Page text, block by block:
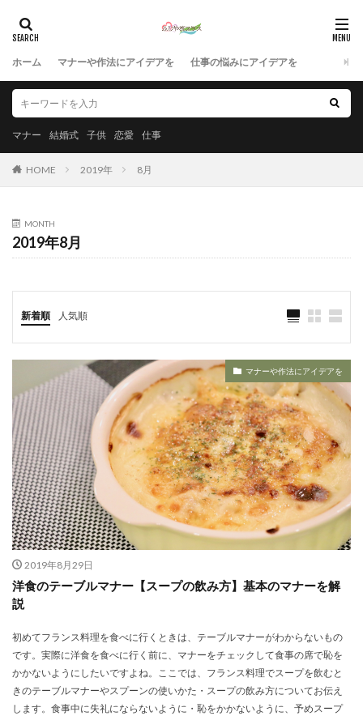
ホーム マナーや作法にアイデアを 仕事の悩みにアイデアを
マナー 結婚式 子供 恋愛 仕事
HOME 2019年 8月
MONTH
2019年8月
新着順 人気順
マナーや作法にアイデアを
2019年8月29日
洋食のテーブルマナー【スープの飲み方】基本のマナーを解
説
初めてフランス料理を食べに行くときは、テーブルマナーがわからないもの
です。実際に洋食を食べに行く前に、マナーをチェックして食事の席で恥を
かかないようにしたいですよね。ここでは、フランス料理でスープを飲むと
きのテーブルマナーやスプーンの使いかた・スープの飲み方についてお伝え
します。食事中に失礼にならないように・恥をかかないように、予めスープ